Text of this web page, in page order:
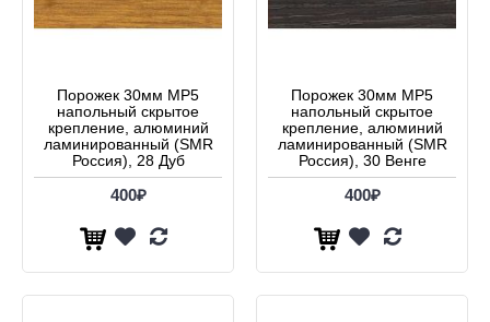
Порожек 30мм МР5
напольный скрытое
крепление, алюминий
ламинированный (SMR
Россия), 28 Дуб
400₽
Порожек 30мм МР5
напольный скрытое
крепление, алюминий
ламинированный (SMR
Россия), 30 Венге
400₽